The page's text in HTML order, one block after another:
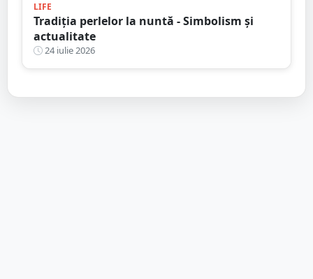
LIFE
Tradiția perlelor la nuntă - Simbolism și
actualitate
24 iulie 2026